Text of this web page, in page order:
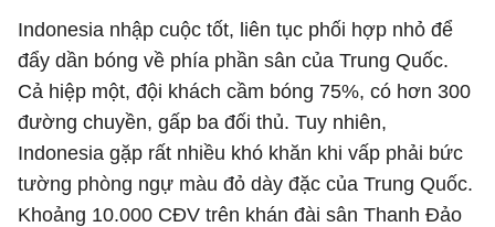
Indonesia nhập cuộc tốt, liên tục phối hợp nhỏ để
đẩy dần bóng về phía phần sân của Trung Quốc.
Cả hiệp một, đội khách cầm bóng 75%, có hơn 300
đường chuyền, gấp ba đối thủ. Tuy nhiên,
Indonesia gặp rất nhiều khó khăn khi vấp phải bức
tường phòng ngự màu đỏ dày đặc của Trung Quốc.
Khoảng 10.000 CĐV trên khán đài sân Thanh Đảo